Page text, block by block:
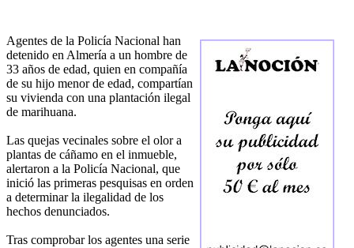
Agentes de la Policía Nacional han
detenido en Almería a un hombre de
33 años de edad, quien en compañía
de su hijo menor de edad, compartían
su vivienda con una plantación ilegal
de marihuana.
Las quejas vecinales sobre el olor a
plantas de cáñamo en el inmueble,
alertaron a la Policía Nacional, que
inició las primeras pesquisas en orden
a determinar la ilegalidad de los
hechos denunciados.
Tras comprobar los agentes una serie